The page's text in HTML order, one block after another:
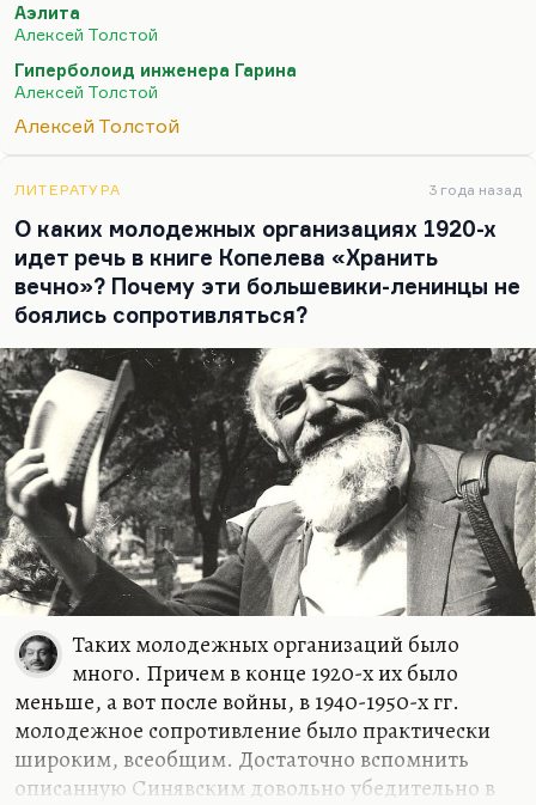
в начале двадцатых, и лучшие свои вещи написал
возвращении, когда появился «Ибикус», когда
хотя, конечно, Гарина — ясно, что это один из
появился, этот дар, у него бессознательно, когда
он ради заработка писал фантастику. И таким
примером блестящей фантастики является «Союз
пяти», и…
Аэлита
Алексей Толстой
Гиперболоид инженера Гарина
Алексей Толстой
Алексей Толстой
ЛИТЕРАТУРА 3 года назад
О каких молодежных организациях 1920-х
идет речь в книге Копелева «Хранить
вечно»? Почему эти большевики-ленинцы не
боялись сопротивляться?
Таких молодежных организаций было
много. Причем в конце 1920-х их было
меньше, а вот после войны, в 1940-1950-х гг.
молодежное сопротивление было практически
широким, всеобщим. Достаточно вспомнить
описанную Синявским довольно убедительно в